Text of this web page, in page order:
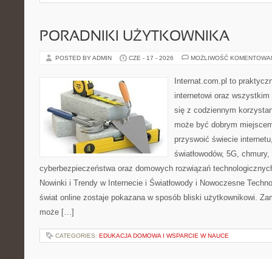
PORADNIKI UŻYTKOWNIKA
POSTED BY ADMIN CZE - 17 - 2026 MOŻLIWOŚĆ
Internat.com.pl to
internetowi oraz
się z codziennym
może być dobrym
przyswoić świecie
światłowodów, 5G,
cyberbezpieczeństwa oraz domowych rozwiązań
Nowinki i Trendy w Internecie i Światłowody i Nowoczesne
świat online zostaje pokazana w sposób bliski użytkownikowi.
może […]
CATEGORIES: EDUKACJA DOMOWA I WSPARCIE W NAUCE